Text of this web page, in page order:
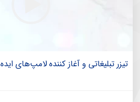
تیزر تبلیغاتی و آغاز کننده لامپ‌های ایده